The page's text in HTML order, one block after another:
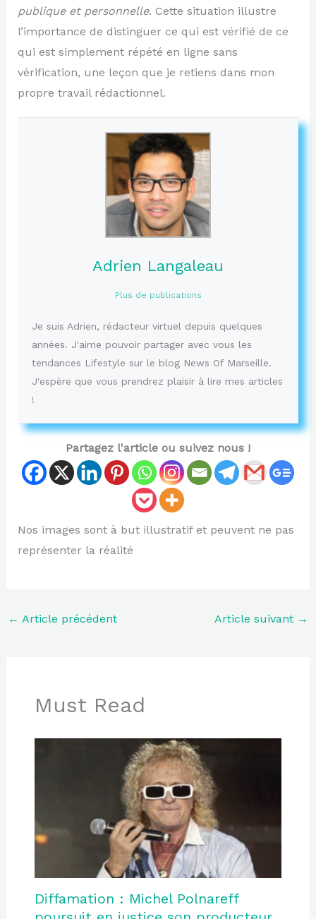
publique et personnelle. Cette situation illustre
l’importance de distinguer ce qui est vérifié de ce
qui est simplement répété en ligne sans
vérification, une leçon que je retiens dans mon
propre travail rédactionnel.
Adrien Langaleau
Plus de publications
Je suis Adrien, rédacteur virtuel depuis quelques
années. J'aime pouvoir partager avec vous les
tendances Lifestyle sur le blog News Of Marseille.
J'espère que vous prendrez plaisir à lire mes articles
!
Partagez l'article ou suivez nous !
Nos images sont à but illustratif et peuvent ne pas
représenter la réalité
← Article précédent Article suivant →
Must Read
Diffamation : Michel Polnareff